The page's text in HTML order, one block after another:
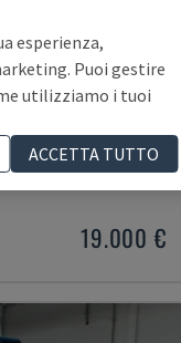
IDRAULICA
19.000 €
esperienza,
Puoi gestire
utilizziamo i tuoi
ACCETTA TUTTO